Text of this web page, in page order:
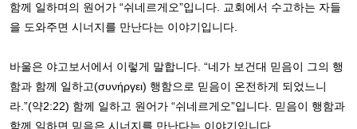
함께 일하며의 원어가 “쉬네르게오”입니다
교회에서 수고하는 자들
을 도와주면 시너지를 만난다는 이야기입니다
바울은 야고보서에서 이렇게 말합니다 “네가 보건대 믿음이 그의 행
함과 함께 일하고(συνήργει) 행함으로 믿음이 온전하게 되었느니
라 .”(약2:22) 함께 일하고 원어가 “쉬네르게오”입니다 믿음이 행함과
함께 일하면 믿음은 시너지를 만난다는 이야기입니다